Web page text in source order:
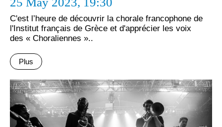
C'est l’heure de découvrir la chorale francophone de
l'Institut français de Grèce et d'apprécier les voix
des « Choraliennes »..
Plus